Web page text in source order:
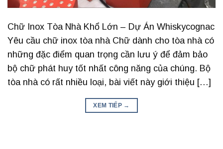
Chữ Inox Tòa Nhà Khổ Lớn – Dự Án Whiskycognac
Yêu cầu chữ inox tòa nhà Chữ dành cho tòa nhà có
những đặc điểm quan trọng cần lưu ý để đảm bảo
bộ chữ phát huy tốt nhất công năng của chúng. Bộ
tòa nhà có rất nhiều loại, bài viết này giới thiệu […]
XEM TIẾP →